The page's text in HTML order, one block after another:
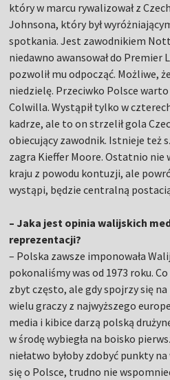
który w marcu rywalizował z
Johnsona, który był
spotkania. Jest zawodnikiem
niedawno awansował do Premier
pozwolił mu odpocząć. Możliwe,
niedzielę. Przeciwko Polsce
Colwilla. Wystąpił tylko w
kadrze, ale to on strzelił gola
obiecujący zawodnik. Istnieje też
zagra Kieffer Moore. Ostatnio nie
kraju z powodu kontuzji, ale
wystąpi, będzie centralną
– Jaka jest opinia walijskich
reprezentacji?
– Polska zawsze imponowała
pokonaliśmy was od 1973 roku.
zbyt często, ale gdy spojrzy się
wielu graczy z najwyższego
media i kibice darzą polską
w środę wybiegła na boisko
niełatwo byłoby zdobyć punkty
się o Polsce, trudno nie